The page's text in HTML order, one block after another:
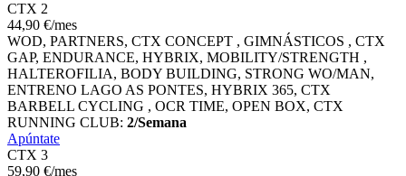
CTX 2
44,90 €/mes
WOD, PARTNERS, CTX CONCEPT , GIMNÁSTICOS , CTX
GAP, ENDURANCE, HYBRIX, MOBILITY/STRENGTH ,
HALTEROFILIA, BODY BUILDING, STRONG WO/MAN,
ENTRENO LAGO AS PONTES, HYBRIX 365, CTX
BARBELL CYCLING , OCR TIME, OPEN BOX, CTX
RUNNING CLUB: 2/Semana
Apúntate
CTX 3
59,90 €/mes